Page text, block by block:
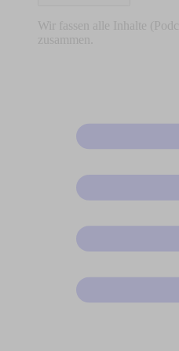
Wir fassen alle Inhalte
zusammen.